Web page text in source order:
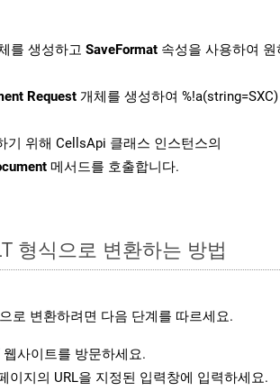
를 생성하고 SaveFormat 속성을 사용하여
Request 개체를 생성하여
기 위해 CellsApi 클래스 인스턴스의
메서드를 호출합니다.
형식으로 변환하는 방법
로 변환하려면 다음 단계를 따르세요.
웹사이트를 방문하세요.
이지의 URL을 지정된 입력창에 입력하세요.